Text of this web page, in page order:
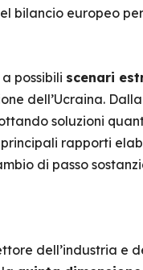
bilancio europeo
possibili scenari
dell’Ucraina.
soluzioni
rapporti
di passo
dell’industria e